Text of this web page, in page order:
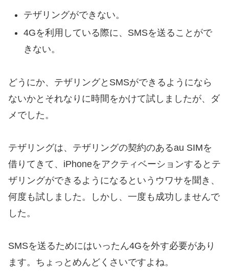
テザリングができない。
4Gを利用している際に、SMSを送ることがで
きない。
どうにか、テザリングとSMSができるようになら
ないかとそれなりに時間をかけて試しましたが、ダ
メでした。
テザリングは、テザリングの契約のあるau SIMを
借りてきて、 iPhoneをアクティベーションするとテ
ザリングができるようになるというウワサを聞き、
何度も試しました。しかし、一度も成功しませんで
した。
SMSを送るためにはいったん4Gを外す必要があり
ます。ちょっとめんどくさいですよね。